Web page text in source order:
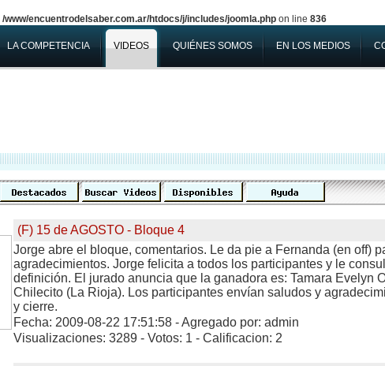
/www/encuentrodelsaber.com.ar/htdocs/j/includes/joomla.php on line 836
LA COMPETENCIA VIDEOS QUIÉNES SOMOS EN LOS MEDIOS
(F) 15 de AGOSTO - Bloque 4
Jorge abre el bloque, comentarios. Le da pie a Fernanda (en off)
agradecimientos. Jorge felicita a todos los participantes y le
definición. El jurado anuncia que la ganadora es: Tamara Evelyn
Chilecito (La Rioja). Los participantes envían saludos y
y cierre.
Fecha: 2009-08-22 17:51:58 - Agregado por: admin
Visualizaciones: 3289 - Votos: 1 - Calificacion: 2